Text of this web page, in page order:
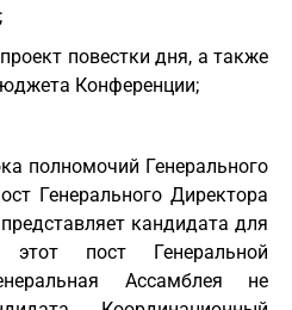
повестки дня, а также
Конференции;
полномочий Генерального
Генерального Директора
кандидата для
пост Генеральной
Ассамблея не